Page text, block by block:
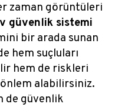
zaman görüntüleri
güvenlik sistemi
bir arada sunan
hem suçluları
hem de riskleri
alabilirsiniz.
de güvenlik